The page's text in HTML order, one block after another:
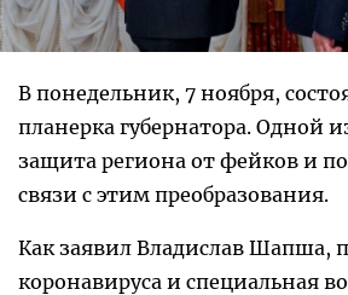
В понедельник, 7 ноября,
планерка губернатора. Одной
защита региона от фейков и
связи с этим преобразования.
Как заявил Владислав Шапша,
коронавируса и специальная